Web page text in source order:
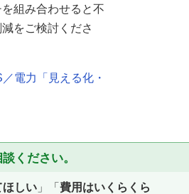
組み合わせると不
をご検討くださ
電力「見える化・
ください。
ほしい 」「 費用はいくらくら